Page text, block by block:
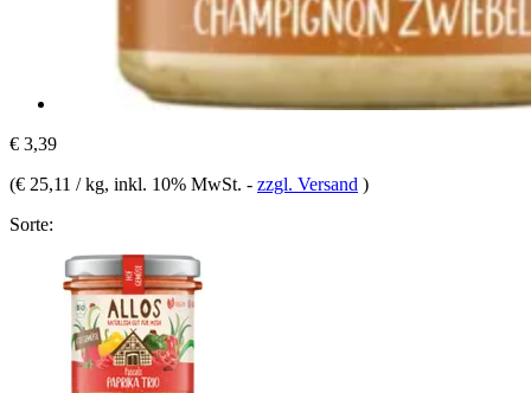
€ 3,39
(€ 25,11 / kg, inkl. 10% MwSt. - zzgl. Versand )
Sorte: